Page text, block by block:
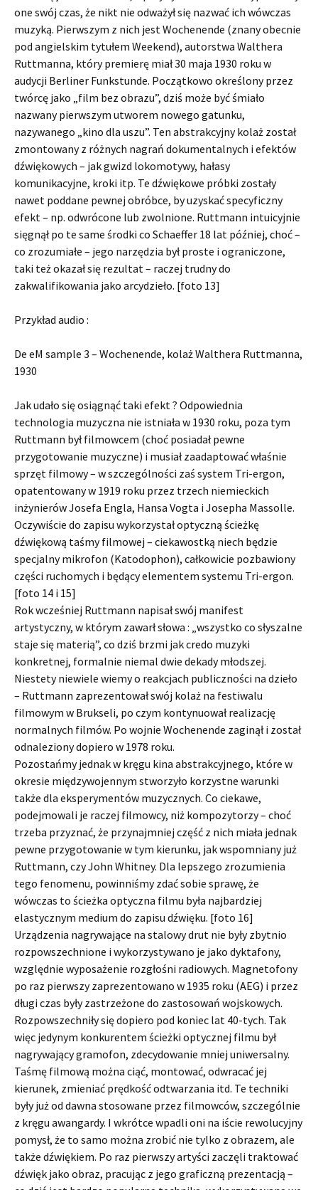
one swój czas, że nikt nie odważył się nazwać ich wówczas
muzyką. Pierwszym z nich jest Wochenende (znany obecnie
pod angielskim tytułem Weekend), autorstwa Walthera
Ruttmanna, który premierę miał 30 maja 1930 roku w
audycji Berliner Funkstunde. Początkowo określony przez
twórcę jako „film bez obrazu”, dziś może być śmiało
nazwany pierwszym utworem nowego gatunku,
nazywanego „kino dla uszu”. Ten abstrakcyjny kolaż został
zmontowany z różnych nagrań dokumentalnych i efektów
dźwiękowych – jak gwizd lokomotywy, hałasy
komunikacyjne, kroki itp. Te dźwiękowe próbki zostały
nawet poddane pewnej obróbce, by uzyskać specyficzny
efekt – np. odwrócone lub zwolnione. Ruttmann intuicyjnie
sięgnął po te same środki co Schaeffer 18 lat później, choć –
co zrozumiałe – jego narzędzia był proste i ograniczone,
taki też okazał się rezultat – raczej trudny do
zakwalifikowania jako arcydzieło. [foto 13]
Przykład audio :
De eM sample 3 – Wochenende, kolaż Walthera Ruttmanna,
1930
Jak udało się osiągnąć taki efekt ? Odpowiednia
technologia muzyczna nie istniała w 1930 roku, poza tym
Ruttmann był filmowcem (choć posiadał pewne
przygotowanie muzyczne) i musiał zaadaptować właśnie
sprzęt filmowy – w szczególności zaś system Tri-ergon,
opatentowany w 1919 roku przez trzech niemieckich
inżynierów Josefa Engla, Hansa Vogta i Josepha Massolle.
Oczywiście do zapisu wykorzystał optyczną ścieżkę
dźwiękową taśmy filmowej – ciekawostką niech będzie
specjalny mikrofon (Katodophon), całkowicie pozbawiony
części ruchomych i będący elementem systemu Tri-ergon.
[foto 14 i 15]
Rok wcześniej Ruttmann napisał swój manifest
artystyczny, w którym zawarł słowa : „wszystko co słyszalne
staje się materią”, co dziś brzmi jak credo muzyki
konkretnej, formalnie niemal dwie dekady młodszej.
Niestety niewiele wiemy o reakcjach publiczności na dzieło
– Ruttmann zaprezentował swój kolaż na festiwalu
filmowym w Brukseli, po czym kontynuował realizację
normalnych filmów. Po wojnie Wochenende zaginął i został
odnaleziony dopiero w 1978 roku.
Pozostańmy jednak w kręgu kina abstrakcyjnego, które w
okresie międzywojennym stworzyło korzystne warunki
także dla eksperymentów muzycznych. Co ciekawe,
podejmowali je raczej filmowcy, niż kompozytorzy – choć
trzeba przyznać, że przynajmniej część z nich miała jednak
pewne przygotowanie w tym kierunku, jak wspomniany już
Ruttmann, czy John Whitney. Dla lepszego zrozumienia
tego fenomenu, powinniśmy zdać sobie sprawę, że
wówczas to ścieżka optyczna filmu była najbardziej
elastycznym medium do zapisu dźwięku. [foto 16]
Urządzenia nagrywające na stalowy drut nie były zbytnio
rozpowszechnione i wykorzystywano je jako dyktafony,
względnie wyposażenie rozgłośni radiowych. Magnetofony
po raz pierwszy zaprezentowano w 1935 roku (AEG) i przez
długi czas były zastrzeżone do zastosowań wojskowych.
Rozpowszechniły się dopiero pod koniec lat 40-tych. Tak
więc jedynym konkurentem ścieżki optycznej filmu był
nagrywający gramofon, zdecydowanie mniej uniwersalny.
Taśmę filmową można ciąć, montować, odwracać jej
kierunek, zmieniać prędkość odtwarzania itd. Te techniki
były już od dawna stosowane przez filmowców, szczególnie
z kręgu awangardy. I wkrótce wpadli oni na iście rewolucyjny
pomysł, że to samo można zrobić nie tylko z obrazem, ale
także dźwiękiem. Po raz pierwszy artyści zaczęli traktować
dźwięk jako obraz, pracując z jego graficzną prezentacją –